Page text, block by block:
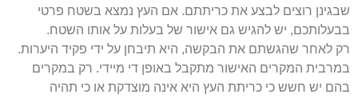
רוצים לבצע את כריתתם. אם העץ נמצא בשטח פרטי
יש להגיש גם אישור של בעלות על אותו השטח.
לאחר שהגשתם את הבקשה, היא תיבחן על ידי פקיד היערות.
המקרים האישור מתקבל באופן די מיידי. רק במקרים
יש חשש כי כריתת העץ היא אינה מוצדקת או כי תהיה